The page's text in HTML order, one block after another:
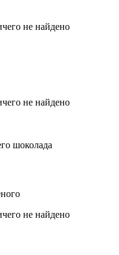
не найдено
не найдено
шоколада
не найдено